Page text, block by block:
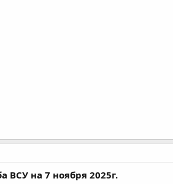
ВСУ на 7 ноября 2025г.